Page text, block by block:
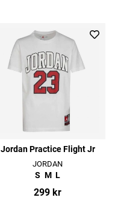
Jordan Practice Flight Jr
JORDAN
S M L
299 kr